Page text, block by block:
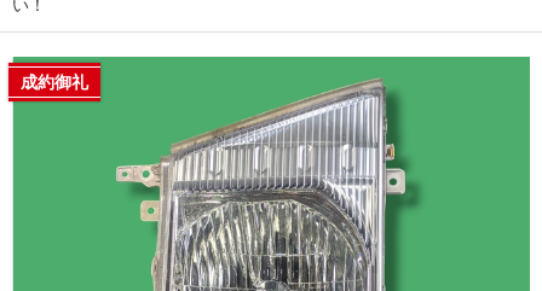
い！
成約御礼